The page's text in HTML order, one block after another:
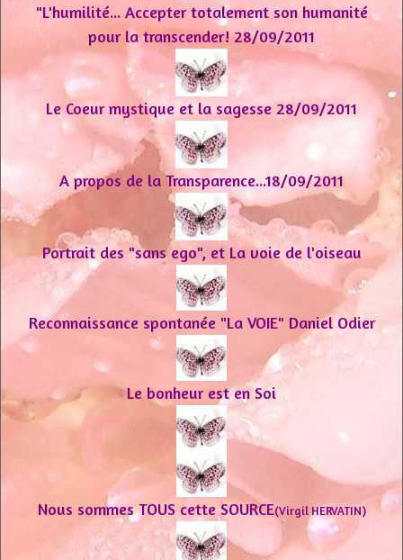
"L'humilité... Accepter totalement son humanité
pour la transcender! 28/09/2011
Le Coeur mystique et la sagesse 28/09/2011
A propos de la Transparence...18/09/2011
Portrait des "sans ego", et La voie de l'oiseau
Reconnaissance spontanée "La VOIE" Daniel Odier
Le bonheur est en Soi
Nous sommes TOUS cette SOURCE(Virgil HERVATIN)